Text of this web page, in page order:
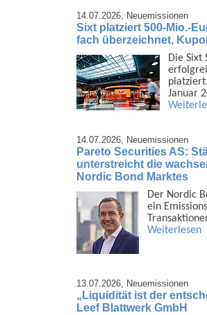
14.07.2026, Neuemissionen
Sixt platziert 500-Mio.-
fach überzeichnet,
Die Sixt
Januar
14.07.2026, Neuemissionen
Pareto Securities AS:
unterstreicht die
Nordic Bond Marktes
Der Nordic
ein
Weiterlesen
13.07.2026, Neuemissionen
„Liquidität ist der
Leef Blattwerk GmbH